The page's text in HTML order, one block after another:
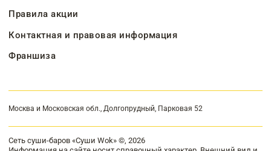
Правила акции
Контактная и правовая информация
Франшиза
Москва и Московская обл., Долгопрудный, Парковая 52
Сеть суши-баров «Суши Wok» ©, 2026